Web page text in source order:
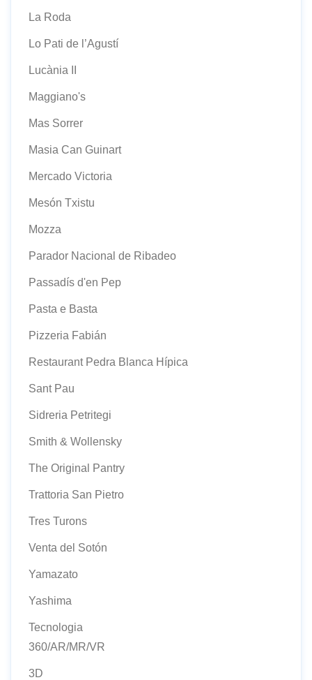
La Roda
Lo Pati de l’Agustí
Lucània II
Maggiano's
Mas Sorrer
Masia Can Guinart
Mercado Victoria
Mesón Txistu
Mozza
Parador Nacional de Ribadeo
Passadís d'en Pep
Pasta e Basta
Pizzeria Fabián
Restaurant Pedra Blanca Hípica
Sant Pau
Sidreria Petritegi
Smith & Wollensky
The Original Pantry
Trattoria San Pietro
Tres Turons
Venta del Sotón
Yamazato
Yashima
Tecnologia
360/AR/MR/VR
3D